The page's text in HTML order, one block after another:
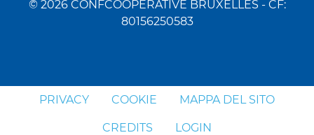
© 2026 CONFCOOPERATIVE BRUXELLES - CF:
80156250583
PRIVACY COOKIE MAPPA DEL SITO
CREDITS LOGIN